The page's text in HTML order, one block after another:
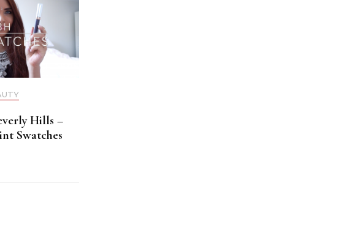
Hills –
Swatches